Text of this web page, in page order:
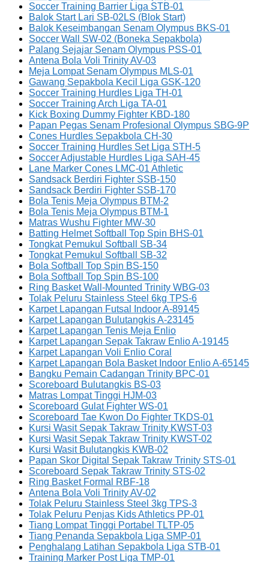
Soccer Training Barrier Liga STB-01
Balok Start Lari SB-02LS (Blok Start)
Balok Keseimbangan Senam Olympus BKS-01
Soccer Wall SW-02 (Boneka Sepakbola)
Palang Sejajar Senam Olympus PSS-01
Antena Bola Voli Trinity AV-03
Meja Lompat Senam Olympus MLS-01
Gawang Sepakbola Kecil Liga GSK-120
Soccer Training Hurdles Liga TH-01
Soccer Training Arch Liga TA-01
Kick Boxing Dummy Fighter KBD-180
Papan Pegas Senam Profesional Olympus SBG-9P
Cones Hurdles Sepakbola CH-30
Soccer Training Hurdles Set Liga STH-5
Soccer Adjustable Hurdles Liga SAH-45
Lane Marker Cones LMC-01 Athletic
Sandsack Berdiri Fighter SSB-150
Sandsack Berdiri Fighter SSB-170
Bola Tenis Meja Olympus BTM-2
Bola Tenis Meja Olympus BTM-1
Matras Wushu Fighter MW-30
Batting Helmet Softball Top Spin BHS-01
Tongkat Pemukul Softball SB-34
Tongkat Pemukul Softball SB-32
Bola Softball Top Spin BS-150
Bola Softball Top Spin BS-100
Ring Basket Wall-Mounted Trinity WBG-03
Tolak Peluru Stainless Steel 6kg TPS-6
Karpet Lapangan Futsal Indoor A-89145
Karpet Lapangan Bulutangkis A-23145
Karpet Lapangan Tenis Meja Enlio
Karpet Lapangan Sepak Takraw Enlio A-19145
Karpet Lapangan Voli Enlio Coral
Karpet Lapangan Bola Basket Indoor Enlio A-65145
Bangku Pemain Cadangan Trinity BPC-01
Scoreboard Bulutangkis BS-03
Matras Lompat Tinggi HJM-03
Scoreboard Gulat Fighter WS-01
Scoreboard Tae Kwon Do Fighter TKDS-01
Kursi Wasit Sepak Takraw Trinity KWST-03
Kursi Wasit Sepak Takraw Trinity KWST-02
Kursi Wasit Bulutangkis KWB-02
Papan Skor Digital Sepak Takraw Trinity STS-01
Scoreboard Sepak Takraw Trinity STS-02
Ring Basket Formal RBF-18
Antena Bola Voli Trinity AV-02
Tolak Peluru Stainless Steel 3kg TPS-3
Tolak Peluru Penjas Kids Athletics PP-01
Tiang Lompat Tinggi Portabel TLTP-05
Tiang Penanda Sepakbola Liga SMP-01
Penghalang Latihan Sepakbola Liga STB-01
Training Marker Post Liga TMP-01